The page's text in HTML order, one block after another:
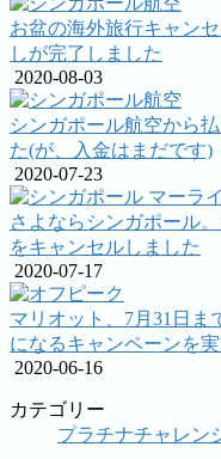
お盆の海外旅行キャン
しが完了しました
2020-08-03
シンガポール航空から
た(が、入金はまだです)
2020-07-23
さよならシンガポール
をキャンセルしました
2020-07-17
マリオット、7月31日ま
になるキャンペーンを実
2020-06-16
カテゴリー
プラチナチャレン